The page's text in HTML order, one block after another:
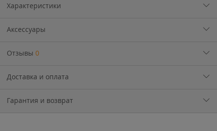
Характеристики
Аксессуары
Отзывы 0
Доставка и оплата
Гарантия и возврат